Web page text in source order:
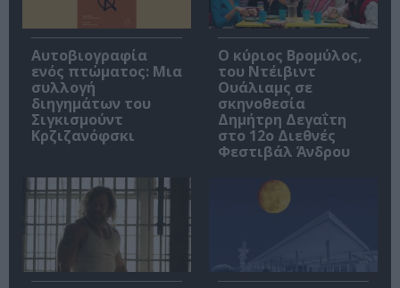
Αυτοβιογραφία
ενός πτώματος: Μια
συλλογή
διηγημάτων του
Σιγκισμούντ
Κρζιζανόφσκι
O κύριος Βρομύλος,
του Ντέιβιντ
Ουάλιαμς σε
σκηνοθεσία
Δημήτρη Δεγαΐτη
στο 12ο Διεθνές
Φεστιβάλ Άνδρου